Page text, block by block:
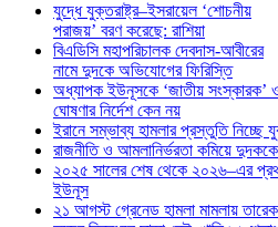
যুদ্ধে যুক্তরাষ্ট্র–ইসরায়েল ‘শোচনীয়
পরাজয়’ বরণ করেছে: রাশিয়া
বিএডিসি মহাপরিচালক দেবদাস-আবীরের
নামে দুদকে অভিযোগের ফিরিস্তি
অধ্যাপক ইউনূসকে ‘জাতীয় সংস্কারক’
ঘোষণার নির্দেশ কেন নয়
ইরানে সম্ভাব্য হামলার প্রস্তুতি নিচ্ছে
রাজনীতি ও আমলানির্ভরতা কমিয়ে
২০২৫ সালের শেষ থেকে ২০২৬–এর
ইউনূস
২১ আগস্ট গ্রেনেড হামলা মামলায়